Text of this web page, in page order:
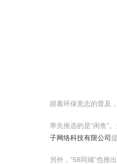
跟着环保意志的普及
率先推选的是“闲鱼”
子网络科技有限公司
另外，“58同城”也推